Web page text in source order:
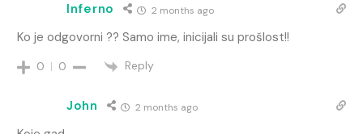
Inferno 2 months ago
Ko je odgovorni ?? Samo ime, inicijali su prošlost!!
0 0 Reply
John 2 months ago